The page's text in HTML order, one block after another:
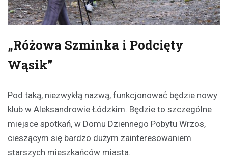
„Różowa Szminka i Podcięty
Wąsik”
Pod taką, niezwykłą nazwą, funkcjonować będzie nowy
klub w Aleksandrowie Łódzkim. Będzie to szczególne
miejsce spotkań, w Domu Dziennego Pobytu Wrzos,
cieszącym się bardzo dużym zainteresowaniem
starszych mieszkańców miasta.